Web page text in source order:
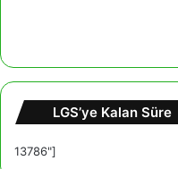
LGS’ye Kalan Süre
13786"]